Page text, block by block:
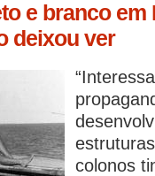
e branco
deixou ver
colonos